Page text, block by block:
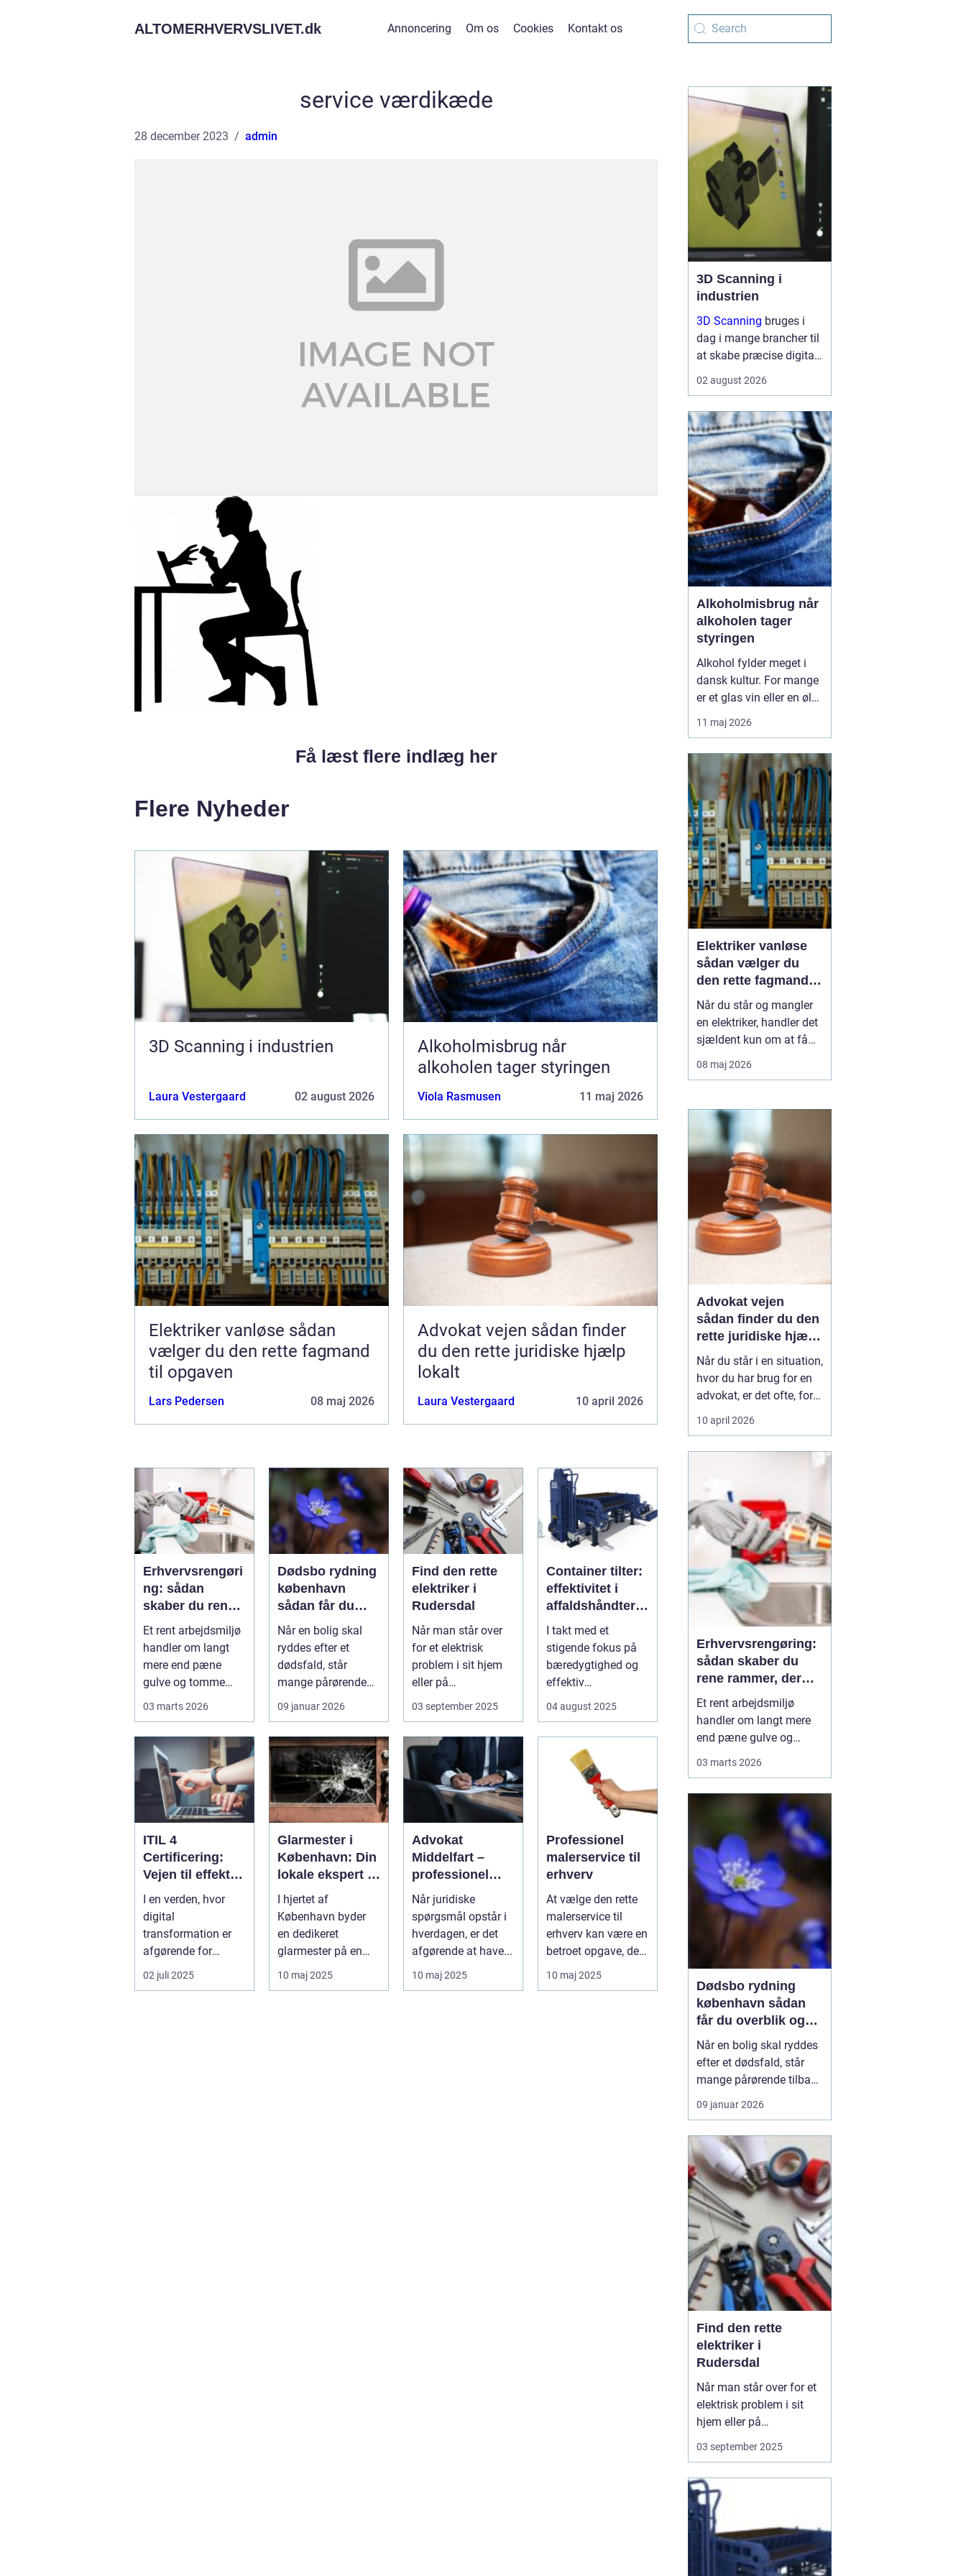
ALTOMERHVERVSLIVET.dk Annoncering Om os Cookies Kontakt os
service værdikæde
28 december 2023 admin
Få læst flere indlæg her
Flere Nyheder
3D Scanning i industrien
Laura Vestergaard 02 august 2026
Alkoholmisbrug når
alkoholen tager styringen
Viola Rasmusen 11 maj 2026
Elektriker vanløse sådan
vælger du den rette fagmand
til opgaven
Lars Pedersen 08 maj 2026
Advokat vejen sådan finder
du den rette juridiske hjælp
lokalt
Laura Vestergaard 10 april 2026
Erhvervsrengøri
ng: sådan
skaber du rene
rammer, der kan
mærkes på
bundlinjen
Et rent arbejdsmiljø
handler om langt
mere end pæne
gulve og tomme
03 marts 2026
Dødsbo rydning
københavn
sådan får du
overblik og
professionel
hjælp
Når en bolig skal
ryddes efter et
dødsfald, står
mange pårørende
tilbage med en stor
praktisk opgave...
09 januar 2026
Find den rette
elektriker i
Rudersdal
Når man står over
for et elektrisk
problem i sit hjem
eller på
arbejdspladsen, er
03 september 2025
Container tilter:
effektivitet i
affaldshåndterin
g og
ressourcegenan
vendelse
I takt med et
stigende fokus på
bæredygtighed og
effektiv
bliver spe...
04 august 2025
ITIL 4
Certificering:
Vejen til effektiv
IT-service
management
I en verden, hvor
digital
transformation er
afgørende for
succes, bliver
effektive service
02 juli 2025
Glarmester i
København: Din
lokale ekspert i
glasløsninger
I hjertet af
København byder
en dedikeret
glarmester på en
verden af
glasløsning...
10 maj 2025
Advokat
Middelfart –
professionel
juridisk
rådgivning tæt
på dig
Når juridiske
spørgsmål opstår i
hverdagen, er det
afgørende at have...
10 maj 2025
Professionel
malerservice til
erhverv
At vælge den rette
malerservice til
erhverv kan være en
betroet opgave, der
kræver...
10 maj 2025
3D Scanning i
industrien
3D Scanning bruges i
dag i mange brancher til
at skabe præcise digitale
omgivelser, produkter og
gør det muligt at arbejde
hurtigere, mere ...
02 august 2026
Alkoholmisbrug når
alkoholen tager
styringen
Alkohol fylder meget i
dansk kultur. For mange
er et glas vin eller en øl
forbundet med hygge,
fællesskab og
nogle glider forbruget
stille og roligt over i
alkoholmisbru...
11 maj 2026
Elektriker vanløse
sådan vælger du
den rette fagmand
til opgaven
Når du står og mangler
en elektriker, handler det
sjældent kun om at få
skiftet en stikkontakt.
Ofte er der også
lovkrav og langsigtede
løsninger på spil. I
Vanløse, hvor mange
boliger er ældre
ejendomme blandet med
nyere bygg...
08 maj 2026
Advokat vejen
sådan finder du den
rette juridiske hjælp
lokalt
Når du står i en situation,
hvor du har brug for en
advokat, er det ofte, fordi
livet har ændret sig på
en måde, du ikke selv
efter en pårørende eller
køb og salg af bolig. I de
si...
10 april 2026
Erhvervsrengøring:
sådan skaber du
rene rammer, der
kan mærkes på
bundlinjen
Et rent arbejdsmiljø
handler om langt mere
end pæne gulve og
førstehåndsindtryk og i
sidste ende
virksomhedens
omdømme. Når ...
03 marts 2026
Dødsbo rydning
københavn sådan
får du overblik og
professionel hjælp
Når en bolig skal ryddes
efter et dødsfald, står
mange pårørende tilbage
med en stor praktisk
opgave oven i sorgen.
personlige ejendele og
måske et helt livs
samling af ting, som
skal gennemgås,
fordeles, sælges eller
bortskaf...
09 januar 2026
Find den rette
elektriker i
Rudersdal
Når man står over for et
elektrisk problem i sit
hjem eller på
arbejdspladsen, er det
ofte nødvendigt med
Elektriker Rudersdal er
søgeordet, der samler
opmærksomheden
omkring behovet for...
03 september 2025